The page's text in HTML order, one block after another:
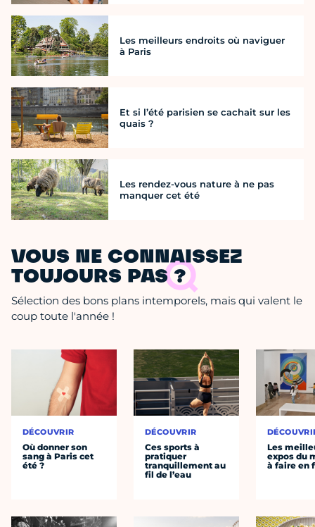
Les meilleurs endroits où naviguer
à Paris
Et si l’été parisien se cachait sur les
quais ?
Les rendez-vous nature à ne pas
manquer cet été
VOUS NE CONNAISSEZ
TOUJOURS PAS ?
Sélection des bons plans intemporels, mais qui valent le
coup toute l'année !
DÉCOUVRIR
Où donner son
sang à Paris cet
été ?
DÉCOUVRIR
Ces sports à
pratiquer
tranquillement au
fil de l’eau
Les
expos du
à faire en